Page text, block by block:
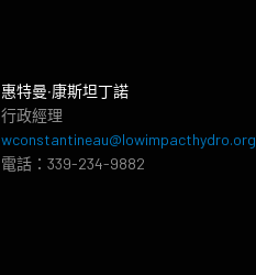
惠特曼‧康斯坦丁諾
行政經理
wconstantineau@lowimpacthydro.org
電話：339-234-9882